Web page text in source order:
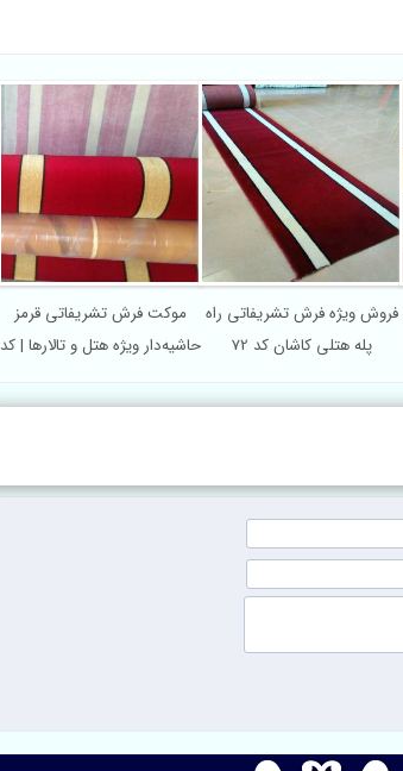
موکت فرش تشریفاتی قرمز
حاشیه‌دار ویژه هتل و تالارها | کد
فروش ویژه فرش تشریفاتی راه
پله هتلی کاشان کد 72